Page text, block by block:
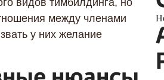
видов тимбилдинга, но
между членами
у них желание
Сочи» на обработку моих
Политике обработки персональных